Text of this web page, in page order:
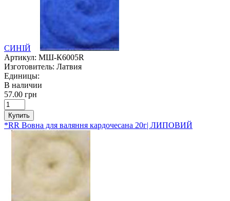
СИНІЙ
Артикул: МШ-К6005R
Изготовитель: Латвия
Единицы:
В наличии
57.00 грн
Купить
*RR Вовна для валяння кардочесана 20г| ЛИПОВИЙ